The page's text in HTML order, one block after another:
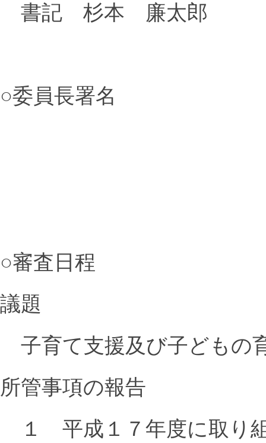
書記 杉本 廉太郎
○委員長署名
○審査日程
議題
子育て支援及び子どもの
所管事項の報告
１ 平成１７年度に取り